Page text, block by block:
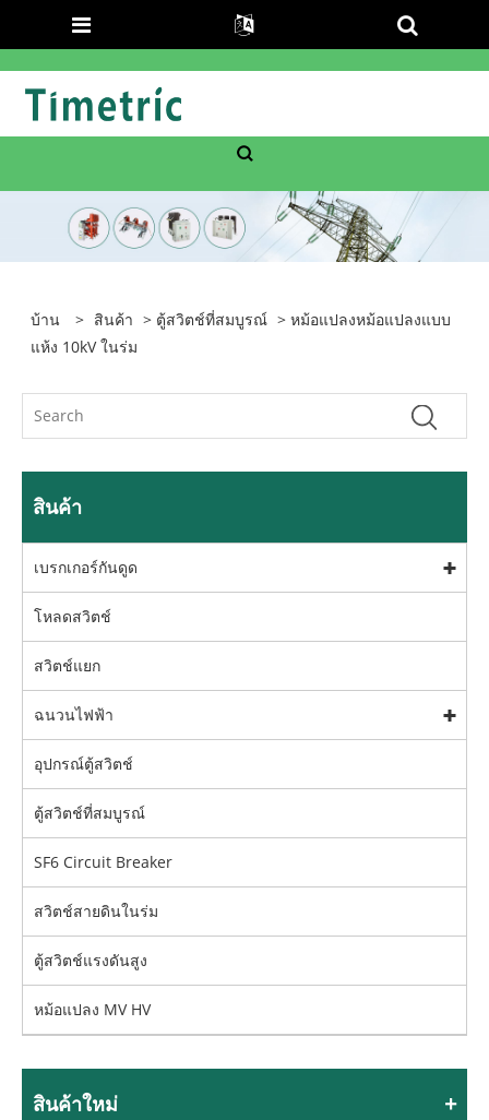
บ้าน > สินค้า > ตู้สวิตช์ที่สมบูรณ์ > หม้อแปลงหม้อแปลงแบบ
แห้ง 10kV ในร่ม
สินค้า
เบรกเกอร์กันดูด
โหลดสวิตช์
สวิตช์แยก
ฉนวนไฟฟ้า
อุปกรณ์ตู้สวิตช์
ตู้สวิตช์ที่สมบูรณ์
SF6 Circuit Breaker
สวิตช์สายดินในร่ม
ตู้สวิตช์แรงดันสูง
หม้อแปลง MV HV
สินค้าใหม่